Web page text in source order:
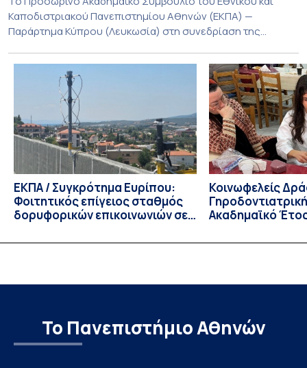
Καποδιστριακού Πανεπιστημίου Αθηνών (ΕΚΠΑ) —
Παράρτημα Κύπρου (Λευκωσία) στη συνεδρίαση της
παράταση της προθεσμίας υποβολής εκδήλωσης
ενδιαφέροντος για την φοίτηση σε Προγράμματα Σπουδών,
Τμημάτων του Πανεπιστημίου μας στο Παράρτημα Κύπρου
για το ακαδημαϊκό έτος 2026-2027, έως τη Δευτέρα 31
Αυγούστου 2026. […]
ΕΚΠΑ / Συγκρότημα Ευρίπου:
Φοιτητικός επίγειος σταθμός
δορυφορικών επικοινωνιών σε
Κοινωφελείς
Ακαδημαϊκό
Το Πανεπιστήμιο Αθηνών